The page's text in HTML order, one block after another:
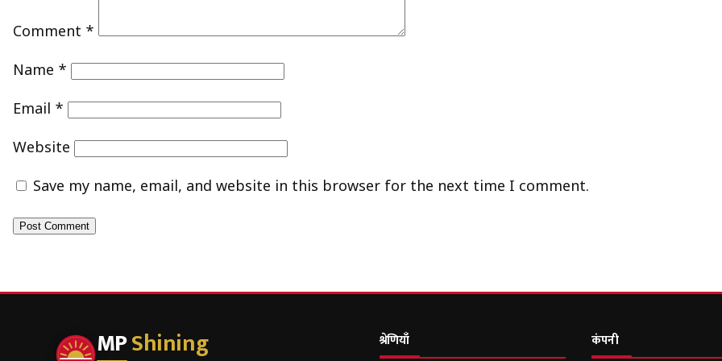
Comment *
Name *
Email *
Website
Save my name, email, and website in this browser for the next time I comment.
MPShining श्रेणियाँ कंपनी